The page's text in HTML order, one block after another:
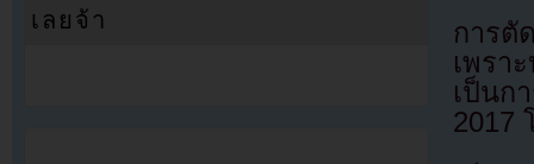
การตั
เพร
เป็นก
2017
เลยจ้า